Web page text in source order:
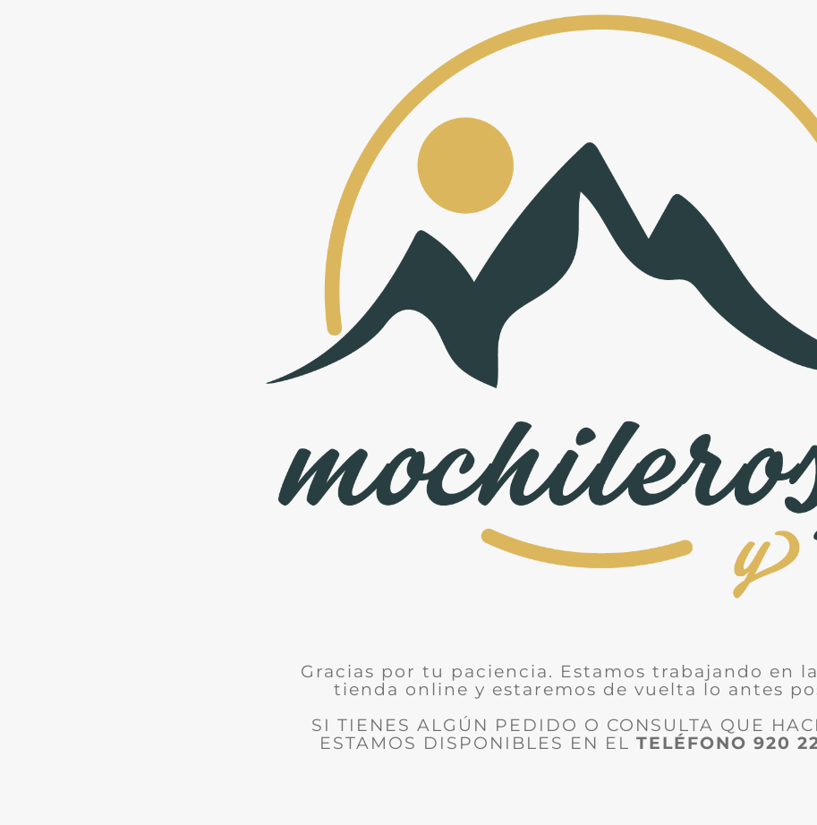
Gracias por tu paciencia. Estamos trabajando en
tienda online y estaremos de vuelta lo antes
SI TIENES ALGÚN PEDIDO O CONSULTA QUE
ESTAMOS DISPONIBLES EN EL TELÉFONO 920